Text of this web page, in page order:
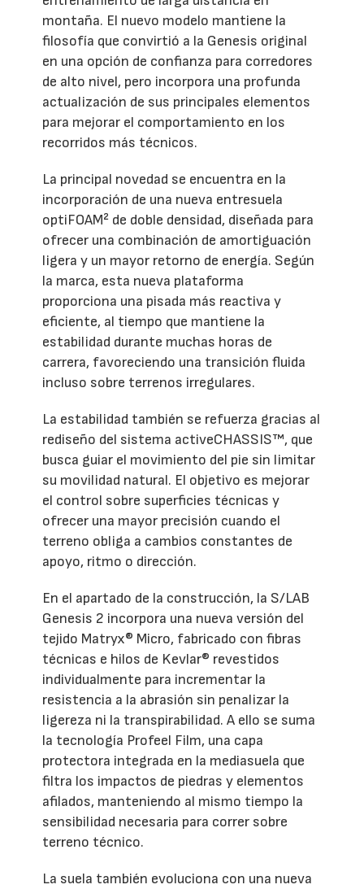
montaña. El nuevo modelo mantiene la
filosofía que convirtió a la Genesis original
en una opción de confianza para corredores
de alto nivel, pero incorpora una profunda
actualización de sus principales elementos
para mejorar el comportamiento en los
recorridos más técnicos.
La principal novedad se encuentra en la
incorporación de una nueva entresuela
optiFOAM² de doble densidad, diseñada para
ofrecer una combinación de amortiguación
ligera y un mayor retorno de energía. Según
la marca, esta nueva plataforma
proporciona una pisada más reactiva y
eficiente, al tiempo que mantiene la
estabilidad durante muchas horas de
carrera, favoreciendo una transición fluida
incluso sobre terrenos irregulares.
La estabilidad también se refuerza gracias al
rediseño del sistema activeCHASSIS™, que
busca guiar el movimiento del pie sin limitar
su movilidad natural. El objetivo es mejorar
el control sobre superficies técnicas y
ofrecer una mayor precisión cuando el
terreno obliga a cambios constantes de
apoyo, ritmo o dirección.
En el apartado de la construcción, la S/LAB
Genesis 2 incorpora una nueva versión del
tejido Matryx® Micro, fabricado con fibras
técnicas e hilos de Kevlar® revestidos
individualmente para incrementar la
resistencia a la abrasión sin penalizar la
ligereza ni la transpirabilidad. A ello se suma
la tecnología Profeel Film, una capa
protectora integrada en la mediasuela que
filtra los impactos de piedras y elementos
afilados, manteniendo al mismo tiempo la
sensibilidad necesaria para correr sobre
terreno técnico.
La suela también evoluciona con una nueva